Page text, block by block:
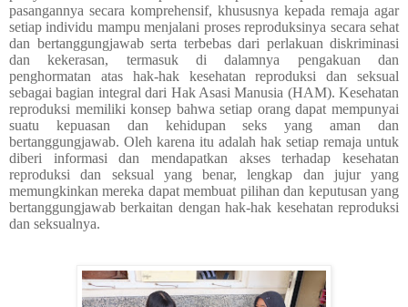
pasangannya secara komprehensif, khususnya kepada remaja agar
setiap individu mampu menjalani proses reproduksinya secara sehat
dan bertanggungjawab serta terbebas dari perlakuan diskriminasi
dan kekerasan, termasuk di dalamnya pengakuan dan
penghormatan atas hak-hak kesehatan reproduksi dan seksual
sebagai bagian integral dari Hak Asasi Manusia (HAM). Kesehatan
reproduksi memiliki konsep bahwa setiap orang dapat mempunyai
suatu kepuasan dan kehidupan seks yang aman dan
bertanggungjawab. Oleh karena itu adalah hak setiap remaja untuk
diberi informasi dan mendapatkan akses terhadap kesehatan
reproduksi dan seksual yang benar, lengkap dan jujur yang
memungkinkan mereka dapat membuat pilihan dan keputusan yang
bertanggungjawab berkaitan dengan hak-hak kesehatan reproduksi
dan seksualnya.